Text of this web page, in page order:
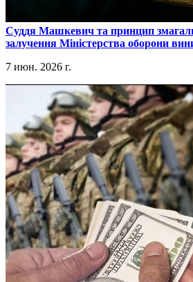
​Суддя Машкевич та принцип
залучення Міністерства оборони
7 июн. 2026 г.